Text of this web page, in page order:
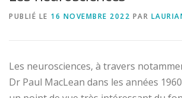
ÉVÉNEMENTS RESSOURCES
ARTICLES CONTACT
PUBLIÉ LE 16 NOVEMBRE 2022 PAR
Les neurosciences, à travers
Dr Paul MacLean dans les années